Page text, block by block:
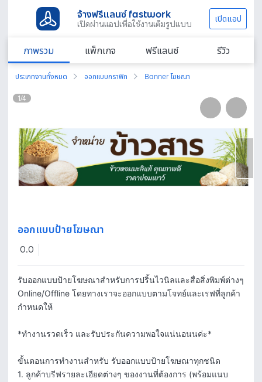
จ้างฟรีแลนซ์ fastwork
เปิดผ่านแอปเพื่อใช้งานเต็มรูปแบบ เปิดแอป
ภาพรวม แพ็กเกจ ฟรีแลนซ์ รีวิว
ประเภทงานทั้งหมด ออกแบบกราฟิก Banner โฆษณา
1/4
ออกแบบป้ายโฆษณา
0.0
รับออกแบบป้ายโฆษณาสำหรับการปริ้นไวนิลและสื่อสิ่งพิมพ์ต่างๆ
Online/Offline โดยทางเราจะออกแบบตามโจทย์และเรฟที่ลูกค้า
กำหนดให้
*ทำงานรวดเร็ว และรับประกันความพอใจแน่นอนนค่ะ*
ขั้นตอนการทำงานสำหรับ รับออกแบบป้ายโฆษณาทุกชนิด
1. ลูกค้าบรีฟรายละเอียดต่างๆ ของงานที่ต้องการ (พร้อมแนบ